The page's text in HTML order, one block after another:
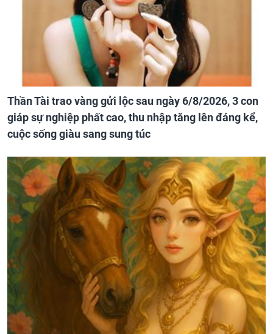
Thần Tài trao vàng gửi lộc sau ngày 6/8/2026, 3 con
giáp sự nghiệp phất cao, thu nhập tăng lên đáng kể,
cuộc sống giàu sang sung túc